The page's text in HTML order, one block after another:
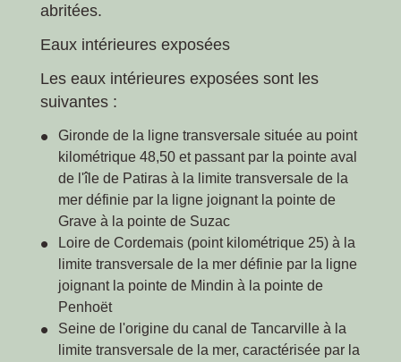
abritées.
Eaux intérieures exposées
Les eaux intérieures exposées sont les
suivantes :
Gironde de la ligne transversale située au point
kilométrique 48,50 et passant par la pointe aval
de l'île de Patiras à la limite transversale de la
mer définie par la ligne joignant la pointe de
Grave à la pointe de Suzac
Loire de Cordemais (point kilométrique 25) à la
limite transversale de la mer définie par la ligne
joignant la pointe de Mindin à la pointe de
Penhoët
Seine de l'origine du canal de Tancarville à la
limite transversale de la mer, caractérisée par la